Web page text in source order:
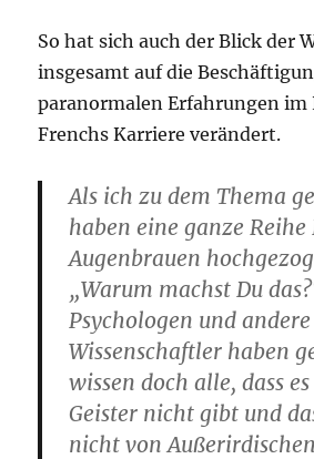
So hat sich auch der Blick der
insgesamt auf die
paranormalen Erfahrungen im
Frenchs Karriere verändert.
Als ich zu dem Thema
haben eine ganze Reihe
Augenbrauen
„Warum machst Du
Psychologen und andere
Wissenschaftler haben
wissen doch alle, dass
Geister nicht gibt und
nicht von